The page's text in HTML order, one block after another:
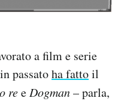
a film e serie
passatoha fattoil
ree Dogman– parla,